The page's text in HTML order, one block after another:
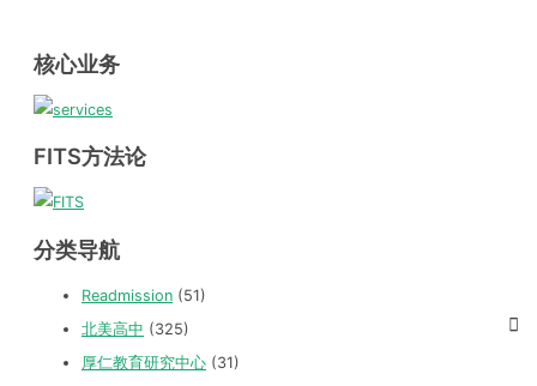
核心业务
FITS方法论
分类导航
Readmission (51)
北美高中 (325)
厚仁教育研究中心 (31)